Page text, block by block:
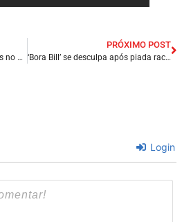
Dois homicídios são registrados no mesmo dia na cidade de São Domingos do Maranhão/MA, esposo de secretaria municipal é uma das vitimas.
PRÓXIMO POST
‘Bora Bill’ se desculpa após piada racista em podcast: ‘Estou envergonhado’.
Login